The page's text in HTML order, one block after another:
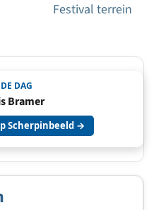
Festival terrein
DAG
Bramer
Scherpinbeeld →